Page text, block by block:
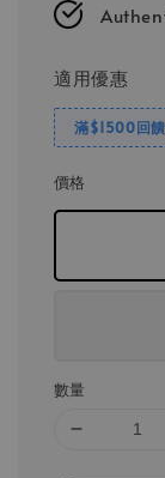
適用優惠
滿$1500回
價格
數量